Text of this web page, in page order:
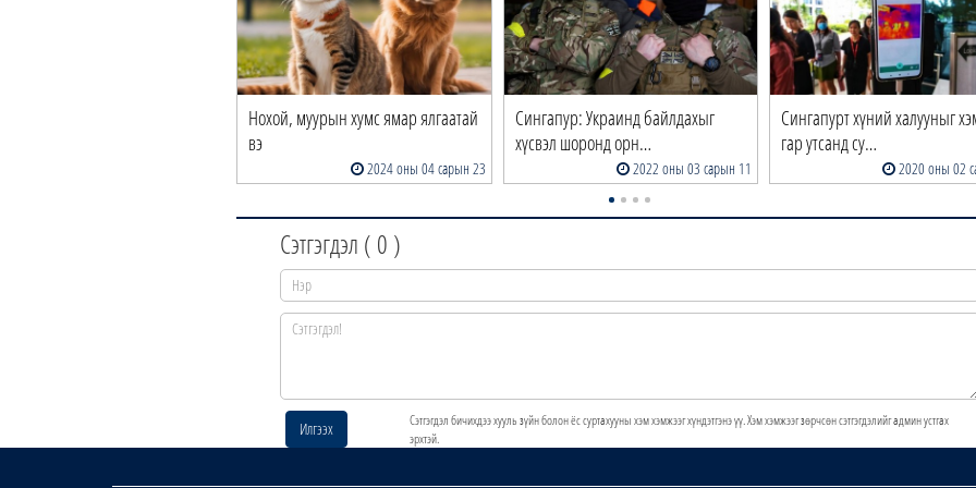
Нохой, муурын хумс ямар ялгаатай
вэ
2024 оны 04 сарын 23
Сингапур: Украинд байлдахыг
хүсвэл шоронд орн…
2022 оны 03 сарын 11
Сингапурт хүний халууныг
гар утсанд су…
2020 оны 02
Сэтгэгдэл ( 0 )
Илгээх
Сэтгэгдэл бичихдээ хууль зүйн болон ёс суртахууны хэм хэмжээг хүндэтгэнэ үү. Хэм хэмжээг зөрчсөн сэтгэгдэлийг админ устгах
эрхтэй.